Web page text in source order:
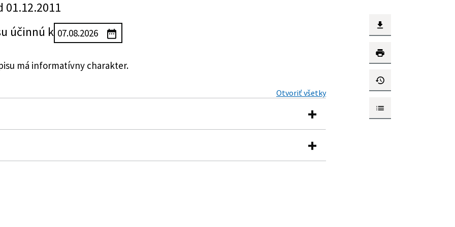
01.12.2011
účinnú k
má informatívny charakter.
Otvoriť všetky
č. 492/2009 Z. z. o platobných službách a o zmene a doplnení niektorých